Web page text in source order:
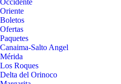
Occidente
Oriente
Boletos
Ofertas
Paquetes
Canaima-Salto Angel
Mérida
Los Roques
Delta del Orinoco